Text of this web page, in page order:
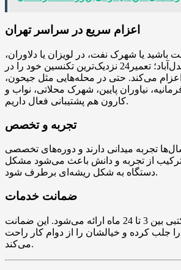
اعزام سریع در سراسر تهران
یا شهرک نفت، در لویزان یا دلاوران،
پیروزی یا عبدل‌آباد؛ تعمیر24 نزدیک‌ترین تکنسین خود را در
می‌کند. حتی در محله‌هایی مثل جیحون،
نیاوران پایین، شهرک محلاتی، نواب و
کارون هم پشتیبانی فعال داریم.
تجربه و تخصص
تعمیر24 سال‌ها تجربه میدانی دارند و دوره‌های تخصصی
ترکیب از تجربه و دانش باعث می‌شود مشکل
دستگاه به شکل ریشه‌ای برطرف شود.
ضمانت خدمات
هر تعمیر با گارانتی کتبی بین 3 تا 24 ماه ارائه می‌شود. این ضمانت
را جلب کرده و خیالشان را از دوام کار راحت
می‌کند.